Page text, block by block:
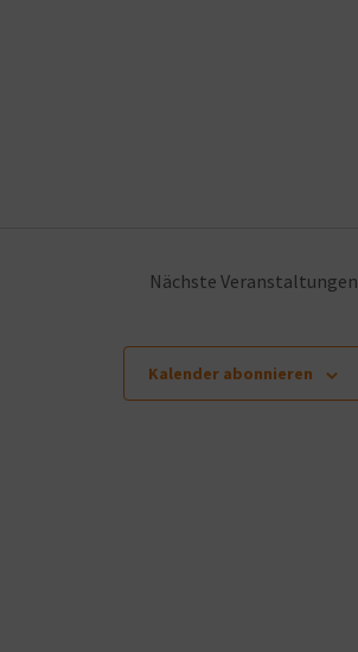
Nächste Veranstaltungen
Kalender abonnieren